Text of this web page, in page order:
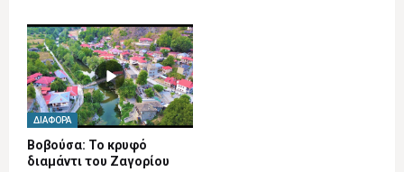
ΔΙΆΦΟΡΑ
Βοβούσα: Το κρυφό
διαμάντι του Ζαγορίου